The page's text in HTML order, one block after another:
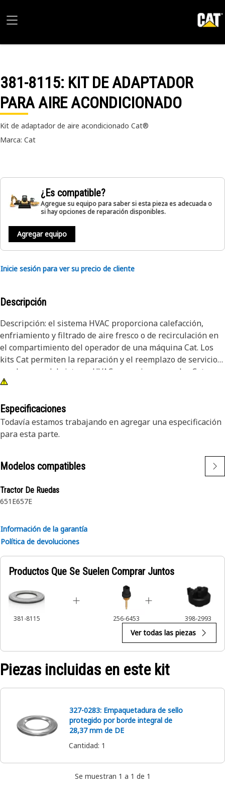
381-8115: KIT DE ADAPTADOR
PARA AIRE ACONDICIONADO
Kit de adaptador de aire acondicionado Cat®
Marca: Cat
¿Es compatible?
Agregue su equipo para saber si esta pieza es adecuada o
si hay opciones de reparación disponibles.
Agregar equipo
Inicie sesión para ver su precio de cliente
Descripción
Descripción: el sistema HVAC proporciona calefacción,
enfriamiento y filtrado de aire fresco o de recirculación en
el compartimiento del operador de una máquina Cat. Los
kits Cat permiten la reparación y el reemplazo de servicio
en el campo del sistema HVAC en equipos pesados Cat
resistentes. La calidad que espera para su equipo.
acondicionado y el sello integral. Aplicación: Los kits de
empaquetaduras Cat permiten el servicio de campo en
equipos de servicio pesado.
Especificaciones
Todavía estamos trabajando en agregar una especificación
para esta parte.
Modelos compatibles
Tractor De Ruedas
651E657E
Información de la garantía
Política de devoluciones
Productos Que Se Suelen Comprar Juntos
381-8115 256-6453 398-2993
Ver todas las piezas
Piezas incluidas en este kit
327-0283: Empaquetadura de sello
protegido por borde integral de
28,37 mm de DE
Cantidad: 1
Se muestran 1 a 1 de 1